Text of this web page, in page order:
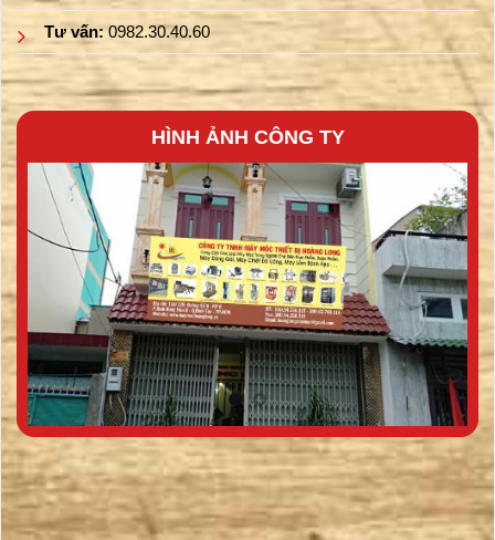
Tư vấn:0982.30.40.60
HÌNH ẢNH CÔNG TY